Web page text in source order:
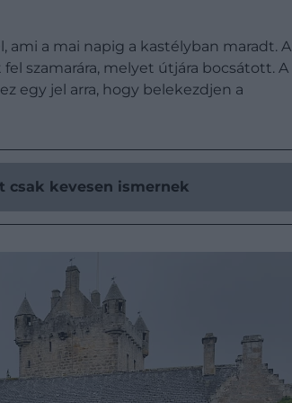
a mai napig a kastélyban maradt. A
szamarára, melyet útjára bocsátott. A
egy jel arra, hogy belekezdjen a
csak kevesen ismernek